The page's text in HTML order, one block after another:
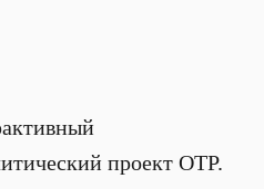
проект ОТР.